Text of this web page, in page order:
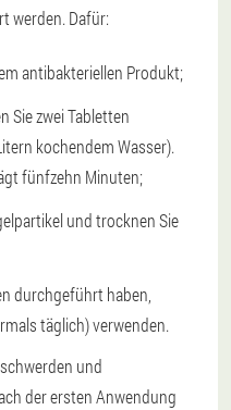
werden. Dafür:
antibakteriellen Produkt;
Sie zwei Tabletten
kochendem Wasser).
fünfzehn Minuten;
und trocknen Sie
durchgeführt haben,
täglich) verwenden.
und
der ersten Anwendung